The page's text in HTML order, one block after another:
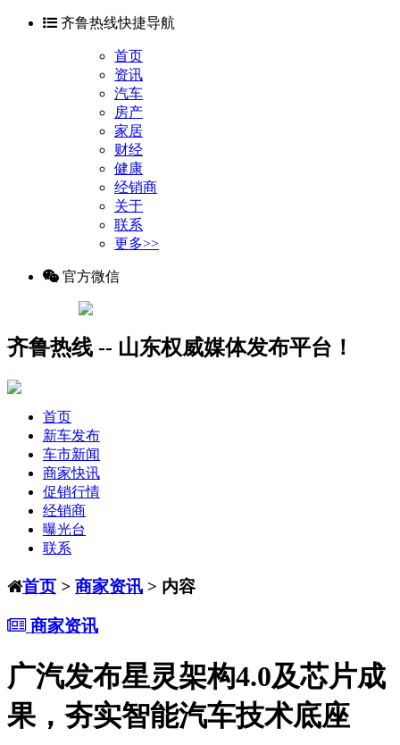
齐鲁热线快捷导航
首页
资讯
汽车
房产
家居
财经
健康
经销商
关于
联系
更多>>
官方微信
齐鲁热线 -- 山东权威媒体发布平台！
首页
新车发布
车市新闻
商家快讯
促销行情
经销商
曝光台
联系
首页 > 商家资讯 > 内容
商家资讯
广汽发布星灵架构4.0及芯片成
果，夯实智能汽车技术底座